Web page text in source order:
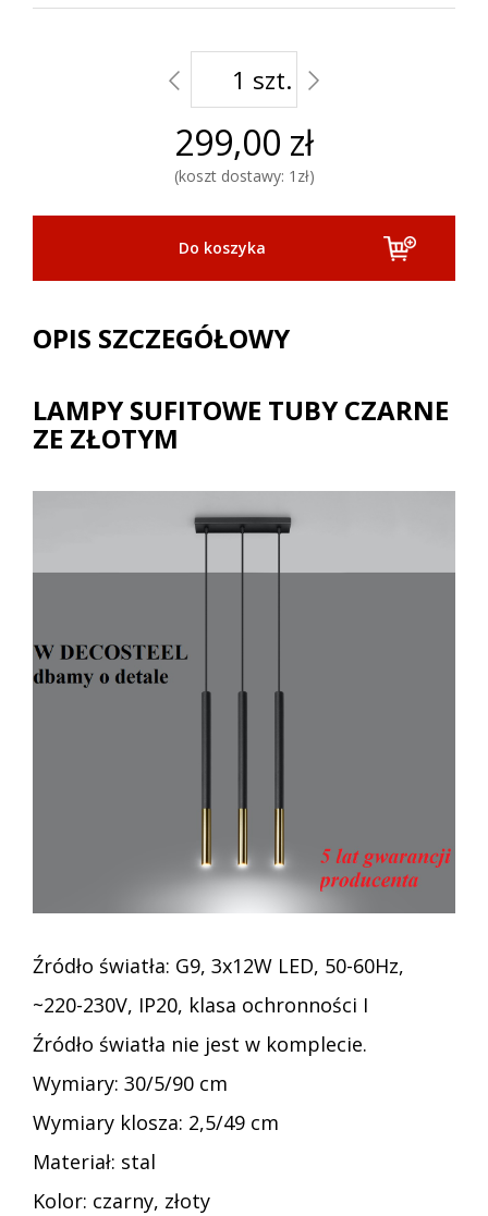
szt.
299,00 zł
koszt dostawy: 1zł
OPIS SZCZEGÓŁOWY
LAMPY SUFITOWE TUBY CZARNE
ZE ZŁOTYM
Źródło światła: G9, 3x12W LED, 50-60Hz,
~220-230V, IP20, klasa ochronności I
Źródło światła nie jest w komplecie.
Wymiary: 30/5/90 cm
Wymiary klosza: 2,5/49 cm
Materiał: stal
Kolor: czarny, złoty